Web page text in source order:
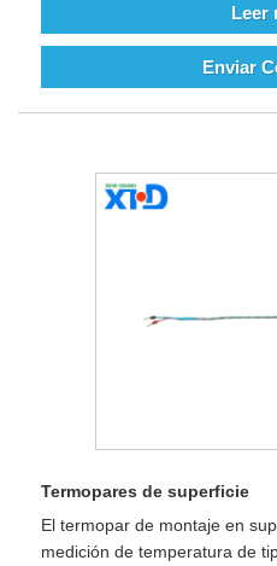
Leer
Enviar
Termopares de superficie
El termopar de montaje en
medición de temperatura de